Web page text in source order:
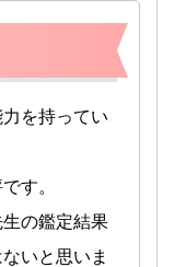
を持ってい
す。
の鑑定結果
いと思いま